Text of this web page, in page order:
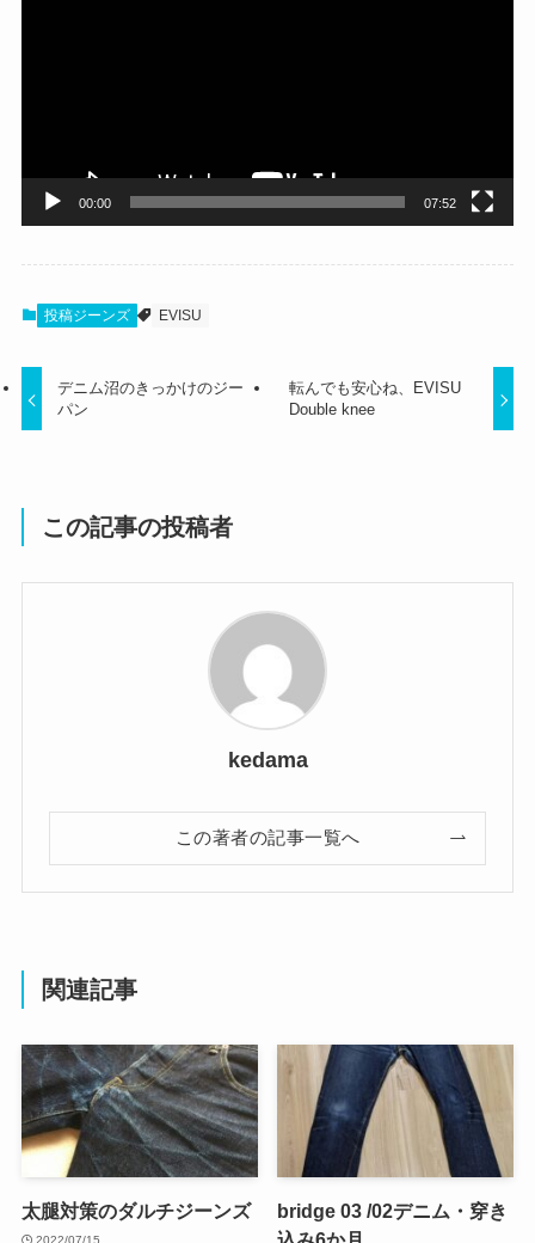
00:00 07:52
投稿ジーンズ EVISU
デニム沼のきっかけのジー
パン
転んでも安心ね、EVISU
Double knee
この記事の投稿者
kedama
この著者の記事一覧へ
関連記事
太腿対策のダルチジーンズ
2022/07/15
bridge 03 /02デニム・穿き